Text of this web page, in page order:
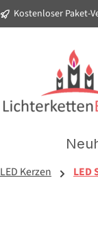
Zur
Kostenloser Paket-
LED Kerzen LED